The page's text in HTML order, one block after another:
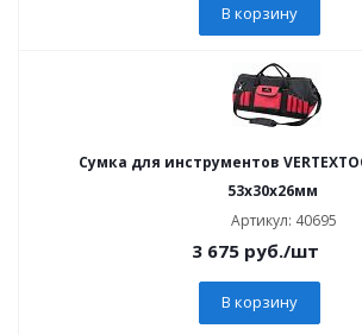
В корзину
Сумка для инструментов
53х30х26мм
Артикул: 40695
3 675руб./шт
В корзину